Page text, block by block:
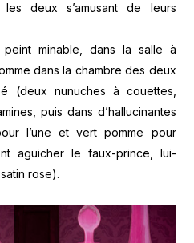
deux s’amusant de leurs
peint minable, dans la salle à
dans la chambre des deux
(deux nunuches à couettes,
puis dans d’hallucinantes
l’une et vert pomme pour
aguicher le faux-prince, lui-
rose).